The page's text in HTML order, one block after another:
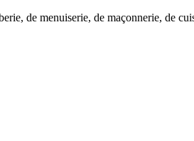
de menuiserie, de maçonnerie, de